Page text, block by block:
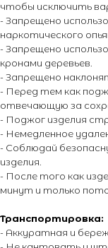
чтобы исключить
- Запрещено
наркотического
- Запрещено
кронами деревьев.
- Запрещено
- Перед тем как
отвечающую за
- Поджог изделия
- Немедленное
- Соблюдай
изделия.
- После того как
минут и только
Транспортировка:
- Аккуратная и
© 2014 - 2026
пиротехники. Продажа
что вся информация,
носит исключительно
условиях не являются
положениями Статьи 437
Федерации. Для получения
товаров и услуг, пожалуйста,
компании. Подробнее на